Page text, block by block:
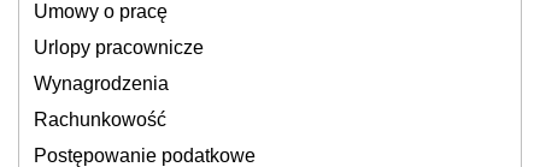
Umowy o pracę
Urlopy pracownicze
Wynagrodzenia
Rachunkowość
Postępowanie podatkowe